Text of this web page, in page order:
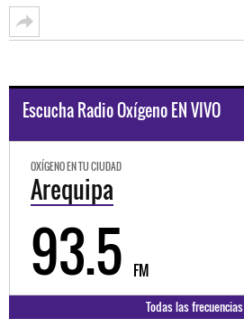
Escucha Radio Oxígeno EN VIVO
OXÍGENO EN TU CIUDAD
Arequipa
93.5 FM
Todas las frecuencias